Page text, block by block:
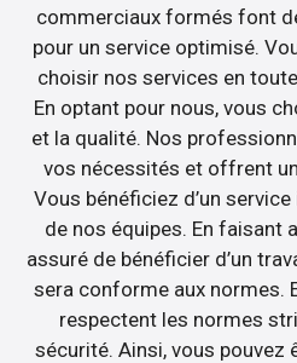
commerciaux formés font
pour un service optimisé.
choisir nos services en
En optant pour nous, vous
et la qualité. Nos
vos nécessités et offrent
Vous bénéficiez d’un
de nos équipes. En faisant
assuré de bénéficier d’un
sera conforme aux normes.
respectent les normes
sécurité. Ainsi, vous pouvez